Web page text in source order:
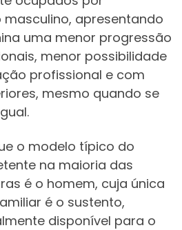
masculino, apresentando
uma menor progressão
menor possibilidade
profissional e com
mesmo quando se
o modelo típico do
na maioria das
é o homem, cuja única
é o sustento,
disponível para o